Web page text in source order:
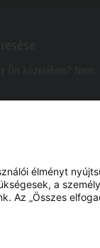
élményt
a
Az „Összes